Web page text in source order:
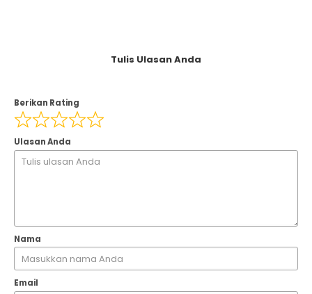
Tulis Ulasan Anda
Berikan Rating
Ulasan Anda
Nama
Email